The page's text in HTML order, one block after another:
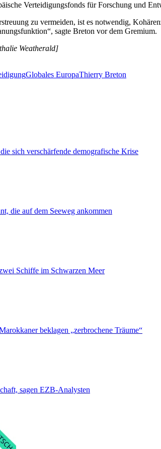
Verteidigungsfonds für Forschung und
zu vermeiden, ist es notwendig,
sagte Breton vor dem Gremium.
Weatherald]
Globales EuropaThierry Breton
sich verschärfende demografische Krise
die auf dem Seeweg ankommen
Schiffe im Schwarzen Meer
beklagen „zerbrochene Träume“
sagen EZB-Analysten